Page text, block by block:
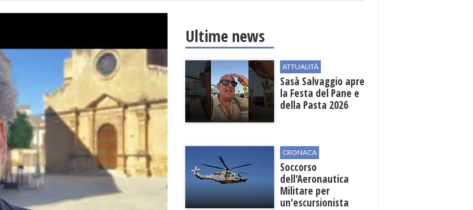
Ultime news
ATTUALITÀ
Sasà Salvaggio apre
la Festa del Pane e
della Pasta 2026
CRONACA
Soccorso
dell'Aeronautica
Militare per
un'escursionista